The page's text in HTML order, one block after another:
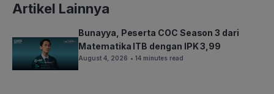
Artikel Lainnya
Bunayya, Peserta COC Season 3 dari
Matematika ITB dengan IPK 3,99
August 4, 2026 • 14 minutes read